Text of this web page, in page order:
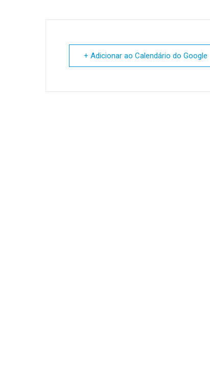
+ Adicionar ao Calendário do Google